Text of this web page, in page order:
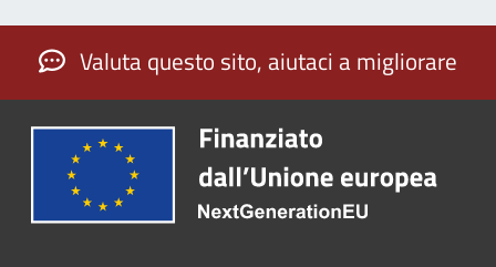
Valuta questo sito, aiutaci a migliorare